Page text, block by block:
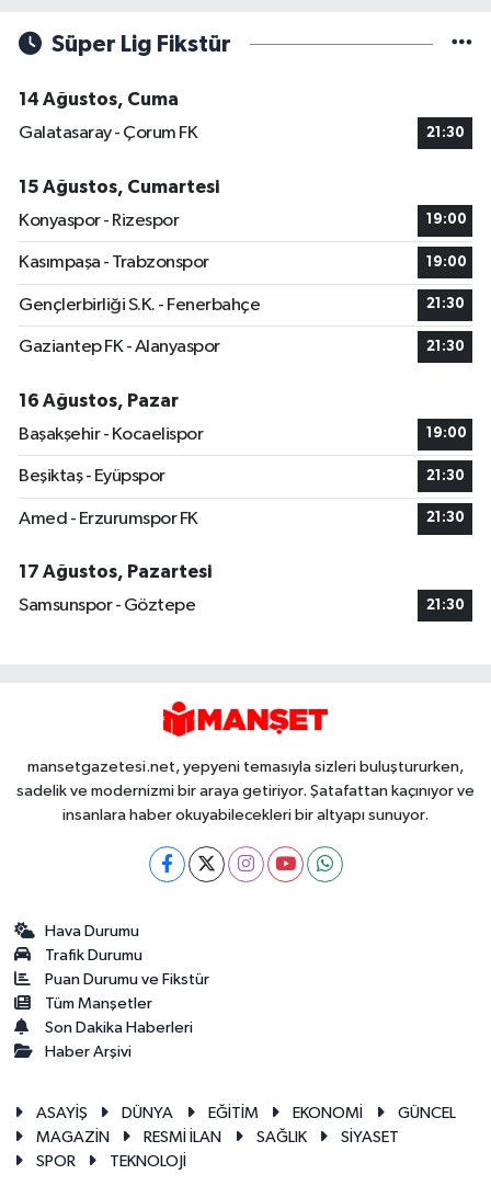
Süper Lig Fikstür
14 Ağustos, Cuma
Galatasaray - Çorum FK
21:30
15 Ağustos, Cumartesi
Konyaspor - Rizespor
19:00
Kasımpaşa - Trabzonspor 19:00
Gençlerbirliği S.K. - Fenerbahçe 21:30
Gaziantep FK - Alanyaspor 21:30
16 Ağustos, Pazar
Başakşehir - Kocaelispor
19:00
Beşiktaş - Eyüpspor 21:30
Amed - Erzurumspor FK 21:30
17 Ağustos, Pazartesi
Samsunspor - Göztepe
21:30
mansetgazetesi.net, yepyeni temasıyla sizleri buluştururken,
sadelik ve modernizmi bir araya getiriyor. Şatafattan kaçınıyor ve
insanlara haber okuyabilecekleri bir altyapı sunuyor.
Hava Durumu
Trafik Durumu
Puan Durumu ve Fikstür
Tüm Manşetler
Son Dakika Haberleri
Haber Arşivi
ASAYİŞ DÜNYA EĞİTİM EKONOMİ
GÜNCEL
MAGAZİN
RESMİ İLAN SAĞLIK
SİYASET
SPOR
TEKNOLOJİ